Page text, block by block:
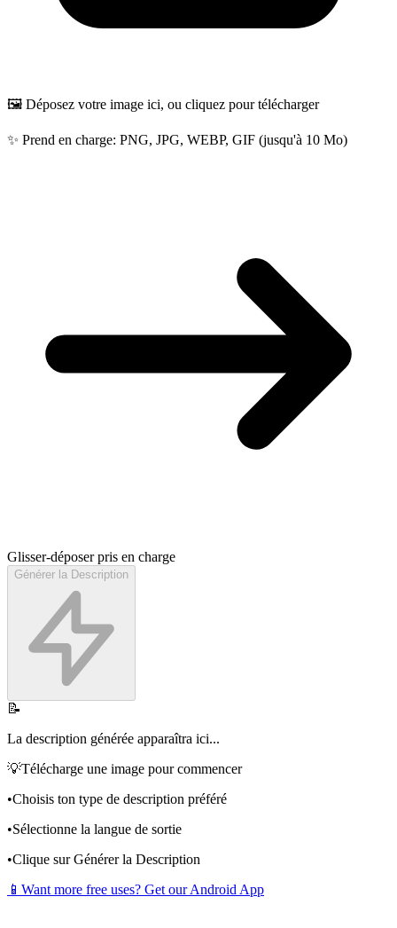
🖼️ Déposez votre image ici, ou cliquez pour télécharger
✨ Prend en charge: PNG, JPG, WEBP, GIF (jusqu'à 10 Mo)
Glisser-déposer pris en charge
Générer la Description
📝
La description générée apparaîtra ici...
💡Télécharge une image pour commencer
•Choisis ton type de description préféré
•Sélectionne la langue de sortie
•Clique sur Générer la Description
📱 Want more free uses? Get our Android App